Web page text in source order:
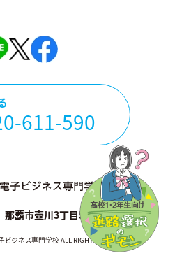
611-590
覇市壺川3丁目5−3
ビジネス専門学校 ALL RIGHTS RESERVED.